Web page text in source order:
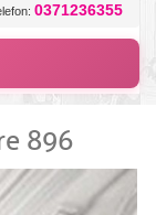
0371236355
896